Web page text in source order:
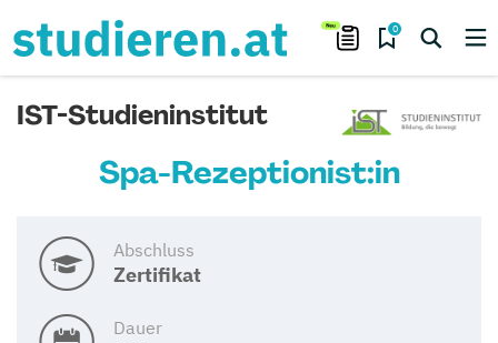
0
IST-Studieninstitut
Spa-Rezeptionist:in
Abschluss
Zertifikat
Dauer